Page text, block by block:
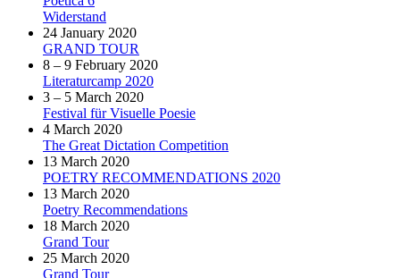
Widerstand
24 January 2020
GRAND TOUR
8 – 9 February 2020
Literaturcamp 2020
3 – 5 March 2020
Festival für Visuelle Poesie
4 March 2020
The Great Dictation Competition
13 March 2020
POETRY RECOMMENDATIONS 2020
13 March 2020
Poetry Recommendations
18 March 2020
Grand Tour
25 March 2020
Grand Tour